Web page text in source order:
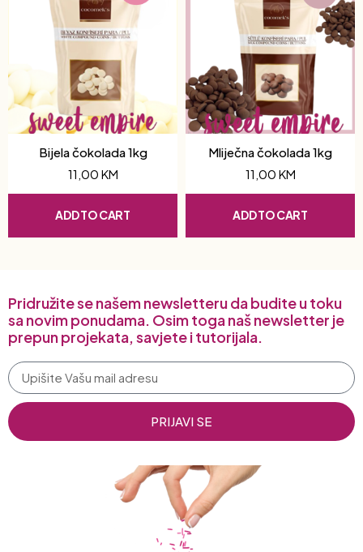
Bijela čokolada 1kg
11,00 KM
ADD TO CART
Mliječna čokolada 1kg
11,00 KM
ADD TO CART
Pridružite se našem newsletteru da budite u toku
sa novim ponudama. Osim toga naš newsletter je
prepun projekata, savjete i tutorijala.
PRIJAVI SE